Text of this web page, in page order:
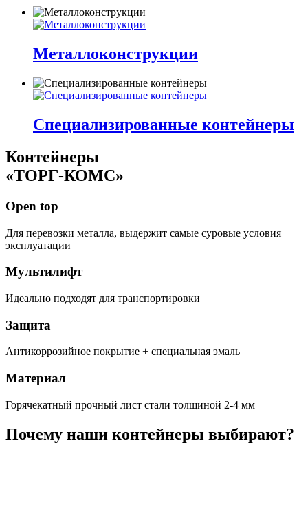
Металлоконструкции
Специализированные контейнеры
Контейнеры
«ТОРГ-КОМС»
Open top
Для перевозки металла, выдержит самые суровые условия
эксплуатации
Мультилифт
Идеально подходят для транспортировки
Защита
Антикоррозийное покрытие + специальная эмаль
Материал
Горячекатный прочный лист стали толщиной 2-4 мм
Почему наши контейнеры выбирают?